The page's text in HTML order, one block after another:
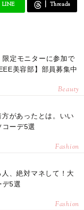
LINE Threads
定モニターに参加で
美容部】部員募集中
Beauty
方があったとは。いい
ーデ5選
Fashion
人、絶対マネして！大
デ5選
Fashion